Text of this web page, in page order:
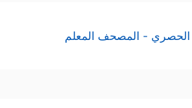
الحصري - المصحف المعلم